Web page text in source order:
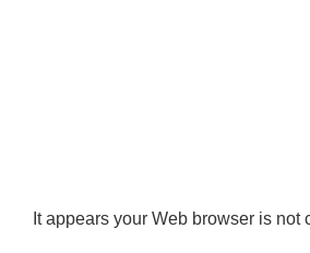
It appears your Web browser is